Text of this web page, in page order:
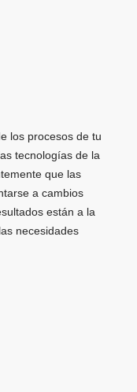
los procesos de tu
tecnologías de la
que las
a cambios
están a la
necesidades